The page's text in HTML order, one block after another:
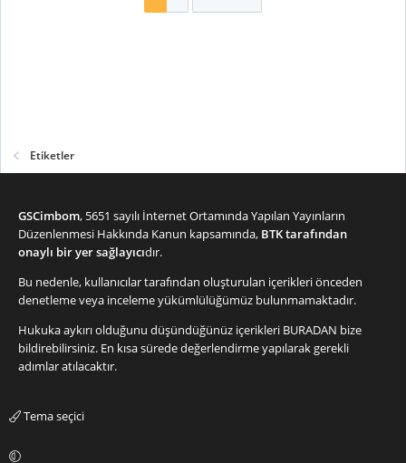
Etiketler
GSCimbom, 5651 sayılı İnternet Ortamında Yapılan Yayınların
Düzenlenmesi Hakkında Kanun kapsamında, BTK tarafından
onaylı bir yer sağlayıcıdır.
Bu nedenle, kullanıcılar tarafından oluşturulan içerikleri önceden
denetleme veya inceleme yükümlülüğümüz bulunmamaktadır.
Hukuka aykırı olduğunu düşündüğünüz içerikleri BURADAN bize
bildirebilirsiniz. En kısa sürede değerlendirme yapılarak gerekli
adımlar atılacaktır.
Tema seçici